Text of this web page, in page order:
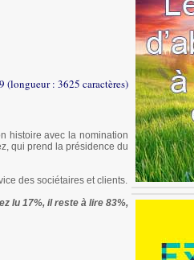
: 3625 caractères)
histoire avec la nomination
qui prend la présidence du
des sociétaires et clients.
lu 17%, il reste à lire 83%,